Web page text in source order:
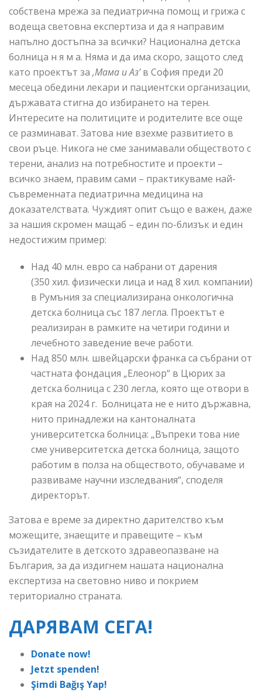
собствена мрежа за педиатрична помощ и грижа с
водеща световна експертиза и да я направим
напълно достъпна за всички? Национална детска
болница н я м а. Няма и да има скоро, защото след
като проектът за ,Мама и Аз’ в София преди 20
месеца обедини лекари и пациентски организации,
държавата стигна до избирането на терен.
Интересите на политиците и родителите все още
се разминават. Затова ние взехме развитието в
свои ръце. Никога не сме занимавали обществото с
терени, анализ на потребностите и проекти –
всичко знаем, правим сами – практикуваме най-
съвременната педиатрична медицина на
доказателствата. Чуждият опит също е важен, даже
за нашия скромен мащаб – един по-близък и един
недостижим пример:
Над 40 млн. евро са набрани от дарения
(350 хил. физически лица и над 8 хил. компании)
в Румъния за специализирана онкологична
детска болница със 187 легла. Проектът е
реализиран в рамките на четири години и
лечебното заведение вече работи.
Над 850 млн. швейцарски франка са събрани от
частната фондация „Елеонор“ в Цюрих за
детска болница с 230 легла, която ще отвори в
края на 2024 г. Болницата не е нито държавна,
нито принадлежи на кантоналната
университетска болница: „Въпреки това ние
сме университетска детска болница, защото
работим в полза на обществото, обучаваме и
развиваме научни изследвания“, споделя
директорът.
Затова е време за директно дарителство към
можещите, знаещите и правещите – към
съзидателите в детското здравеопазване на
България, за да издигнем нашата национална
експертиза на световно ниво и покрием
териториално страната.
ДАРЯВАМ СЕГА!
Donate now!
Jetzt spenden!
Şimdi Bağış Yap!